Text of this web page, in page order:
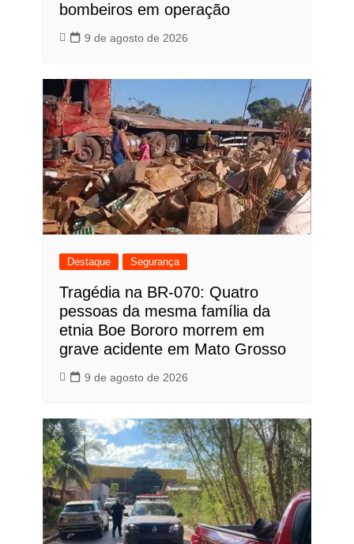
bombeiros em operação
9 de agosto de 2026
Destaque Segurança
Tragédia na BR-070: Quatro
pessoas da mesma família da
etnia Boe Bororo morrem em
grave acidente em Mato Grosso
9 de agosto de 2026